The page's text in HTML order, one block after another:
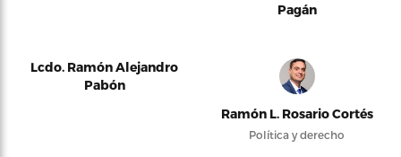
Pagán
Lcdo. Ramón Alejandro
Pabón
Ramón L. Rosario Cortés
Política y derecho